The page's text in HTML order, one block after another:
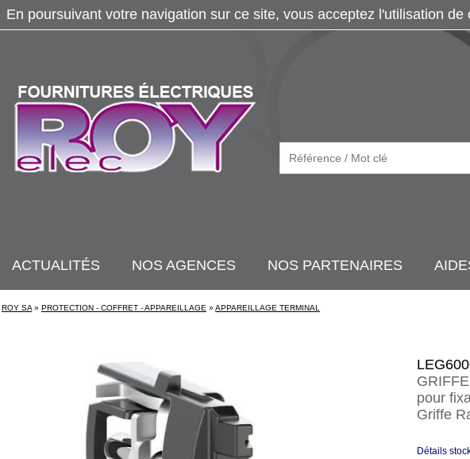
ACTUALITÉS NOS AGENCES NOS PARTENAIRES
ROY SA » PROTECTION - COFFRET - APPAREILLAGE » APPAREILLAGE TERMINAL
pour
Griffe
Détails
En poursuivant votre navigation sur ce site, vous acceptez l'utilisation